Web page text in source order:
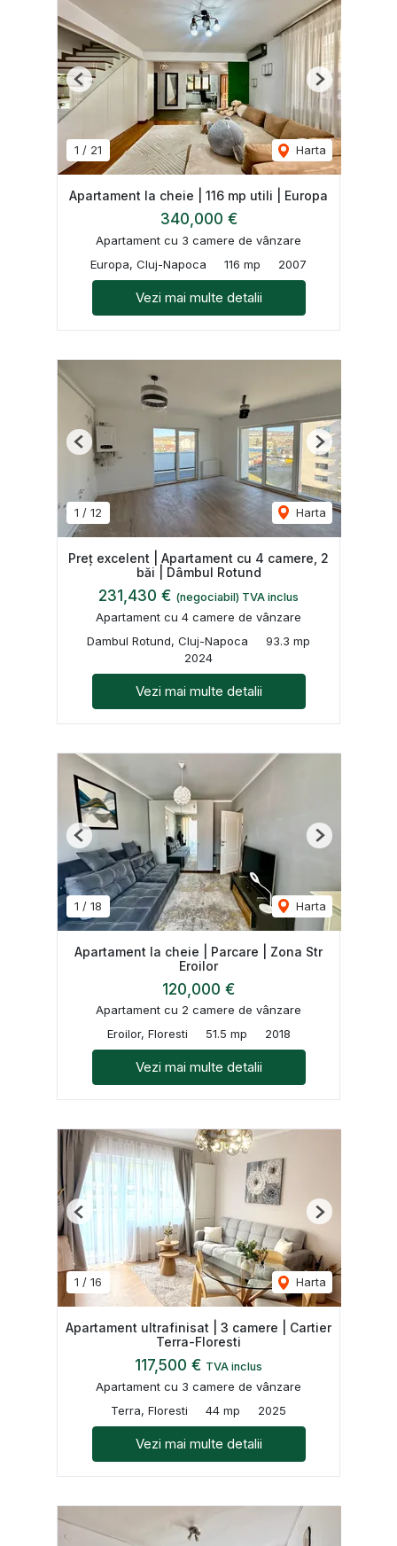
1 / 21 Harta
Previous Next
Apartament la cheie | 116 mp utili | Europa
340,000 €
Apartament cu 3 camere de vânzare
Europa, Cluj-Napoca
116 mp 2007
Vezi mai multe detalii
1 / 12 Harta
Previous Next
Preț excelent | Apartament cu 4 camere, 2
băi | Dâmbul Rotund
231,430 € (negociabil) TVA inclus
Apartament cu 4 camere de vânzare
Dambul Rotund, Cluj-Napoca
93.3 mp
2024
Vezi mai multe detalii
1 / 18 Harta
Previous Next
Apartament la cheie | Parcare | Zona Str
Eroilor
120,000 €
Apartament cu 2 camere de vânzare
Eroilor, Floresti
51.5 mp 2018
Vezi mai multe detalii
1 / 16 Harta
Previous Next
Apartament ultrafinisat | 3 camere | Cartier
Terra-Floresti
117,500 € TVA inclus
Apartament cu 3 camere de vânzare
Terra, Floresti
44 mp 2025
Vezi mai multe detalii